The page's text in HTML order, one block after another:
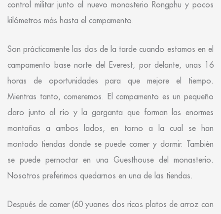
control militar junto al nuevo monasterio Rongphu y pocos
kilómetros más hasta el campamento.
Son prácticamente las dos de la tarde cuando estamos en el
campamento base norte del Everest, por delante, unas 16
horas de oportunidades para que mejore el tiempo.
Mientras tanto, comeremos. El campamento es un pequeño
claro junto al río y la garganta que forman las enormes
montañas a ambos lados, en torno a la cual se han
montado tiendas donde se puede comer y dormir. También
se puede pernoctar en una Guesthouse del monasterio.
Nosotros preferimos quedarnos en una de las tiendas.
Después de comer (60 yuanes dos ricos platos de arroz con